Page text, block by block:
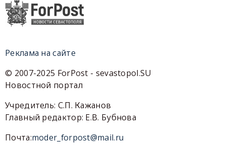
Реклама на сайте
© 2007-2025 ForPost - sevastopol.SU
Новостной портал
Учредитель: С.П. Кажанов
Главный редактор: Е.В. Бубнова
Почта:moder_forpost@mail.ru